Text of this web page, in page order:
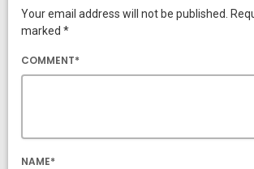
Your email address will not be published.
marked *
COMMENT*
NAME*